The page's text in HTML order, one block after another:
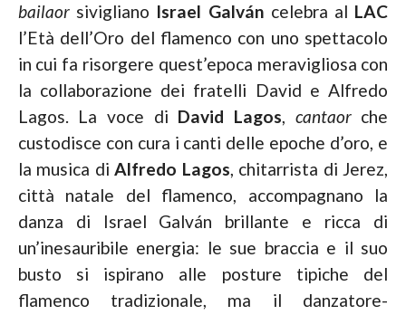
bailaor sivigliano Israel Galván celebra al LAC
l’Età dell’Oro del flamenco con uno spettacolo
in cui fa risorgere quest’epoca meravigliosa con
la collaborazione dei fratelli David e Alfredo
Lagos. La voce di David Lagos, cantaor che
custodisce con cura i canti delle epoche d’oro, e
la musica diAlfredo Lagos, chitarrista di Jerez,
città natale del flamenco, accompagnano la
danza di Israel Galván brillante e ricca di
un’inesauribile energia: le sue braccia e il suo
busto si ispirano alle posture tipiche del
flamenco tradizionale, ma il danzatore-